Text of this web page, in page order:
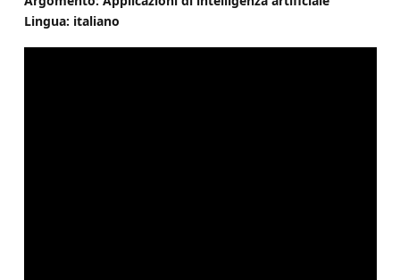
Lingua: italiano